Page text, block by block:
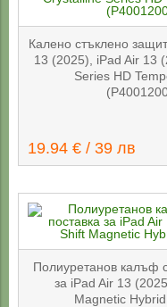
Калено стъклено
13 (2025), iPad Air 13
Series HD
19.94 € / 39 лв
Полиуретанов калъф
за iPad Air 13
Magnetic